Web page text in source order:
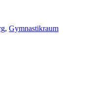
, Gymnastikraum